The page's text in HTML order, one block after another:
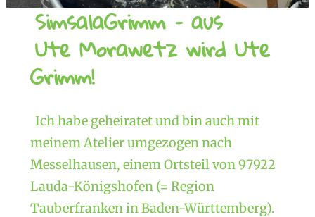
SimsalaGrimm – aus
Ute Morawetz wird Ute
Grimm!
Ich habe geheiratet und bin auch mit
meinem Atelier umgezogen nach
Messelhausen, einem Ortsteil von 97922
Lauda-Königshofen (= Region
Tauberfranken in Baden-Württemberg).